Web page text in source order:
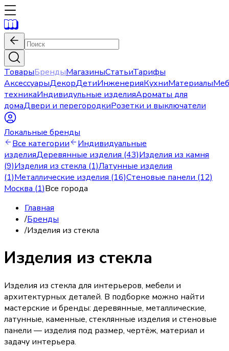
ТоварыБрендыМагазиныСтатьиТарифы
АксессуарыДекорДетиИнженерияКухниМатериалы
техникаИндивидульные изделияАроматы для
домаДвери и перегородкиРозетки и выключатели
Локальные бренды
Все категории
Индивидуальные
изделияДеревянные изделия (43)Изделия из камня
(9)Изделия из стекла (1)Латунные изделия
(1)Металлические изделия (16)Стеновые панели (12)
Москва (1)Все города
Главная
/Бренды
/Изделия из стекла
Изделия из стекла
Изделия из стекла для интерьеров, мебели и
архитектурных деталей. В подборке можно найти
мастерские и бренды: деревянные, металлические,
латунные, каменные, стеклянные изделия и стеновые
панели — изделия под размер, чертёж, материал и
задачу интерьера.